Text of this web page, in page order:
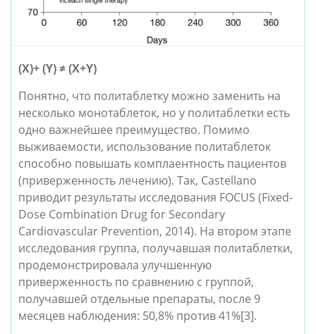
(X)+ (Y) ≠ (Х+Y)
Понятно, что политаблетку можно заменить на
несколько монотаблеток, но у политаблетки есть
одно важнейшее преимущество. Помимо
выживаемости, использование политаблеток
способно повышать комплаентность пациентов
(приверженность лечению). Так, Castellano
приводит результаты исследования FOCUS (Fixed-
Dose Combination Drug for Secondary
Cardiovascular Prevention, 2014). На втором этапе
исследования группа, получавшая политаблетки,
продемонстрировала улучшенную
приверженность по сравнению с группой,
получавшей отдельные препараты, после 9
месяцев наблюдения: 50,8% против 41%[3].